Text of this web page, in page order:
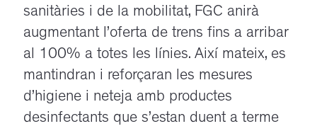
sanitàries i de la mobilitat, FGC anirà
augmentant l’oferta de trens fins a arribar
al 100% a totes les línies. Així mateix, es
mantindran i reforçaran les mesures
d’higiene i neteja amb productes
desinfectants que s’estan duent a terme